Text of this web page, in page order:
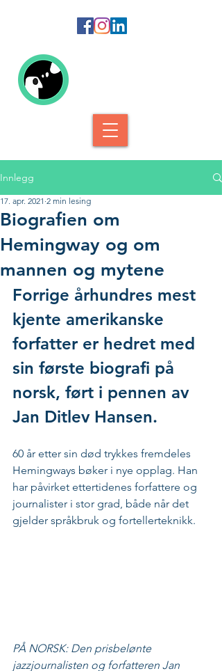
Innlegg
Biografien om
Hemingway og om
mannen og mytene
17. apr. 2021 2 min lesing
Forrige århundres mest
kjente amerikanske
forfatter er hedret med
sin første biografi på
norsk, ført i pennen av
Jan Ditlev Hansen.
60 år etter sin død trykkes fremdeles
Hemingways bøker i nye opplag. Han
har påvirket ettertidenes forfattere og
journalister i stor grad, både når det
gjelder språkbruk og fortellerteknikk.
PÅ NORSK: Den prisbelønte
jazzjournalisten og forfatteren Jan